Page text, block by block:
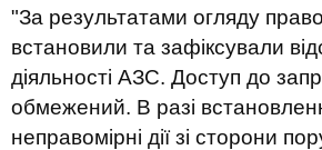
"За результатами огляду
встановили та зафіксували
діяльності АЗС. Доступ до
обмежений. В разі
неправомірні дії зі сторони